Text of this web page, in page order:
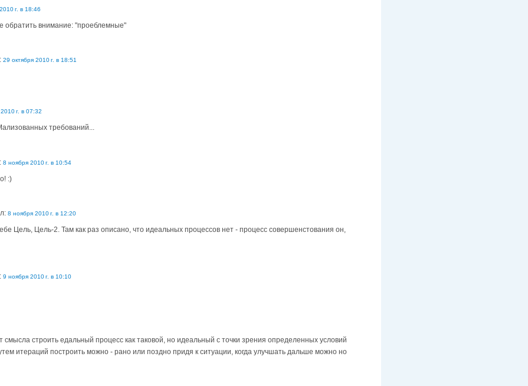
г. в 18:46
обратить внимание: "проеблемные"
29 октября 2010 г. в 18:51
г. в 07:32
требований...
8 ноября 2010 г. в 10:54
:)
8 ноября 2010 г. в 12:20
Цель, Цель-2. Там как раз описано, что идеальных процессов нет - процесс совершенстования он,
9 ноября 2010 г. в 10:10
смысла строить едальный процесс как таковой, но идеальный с точки зрения определенных условий
итераций построить можно - рано или поздно придя к ситуации, когда улучшать дальше можно но